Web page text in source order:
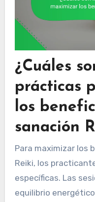
¿Cuáles
prácticas
los
sanación
Para maximizar los
Reiki, los
específicas. Las
equilibrio